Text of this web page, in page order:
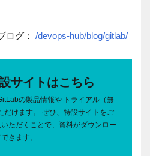
ログ： /devops-hub/blog/gitlab/
サイトはこちら
の製品情報や トライアル（無
だけます。 ぜひ、特設サイトをご
ただくことで、資料がダウンロー
できます。